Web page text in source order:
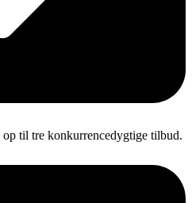
op til tre konkurrencedygtige tilbud.